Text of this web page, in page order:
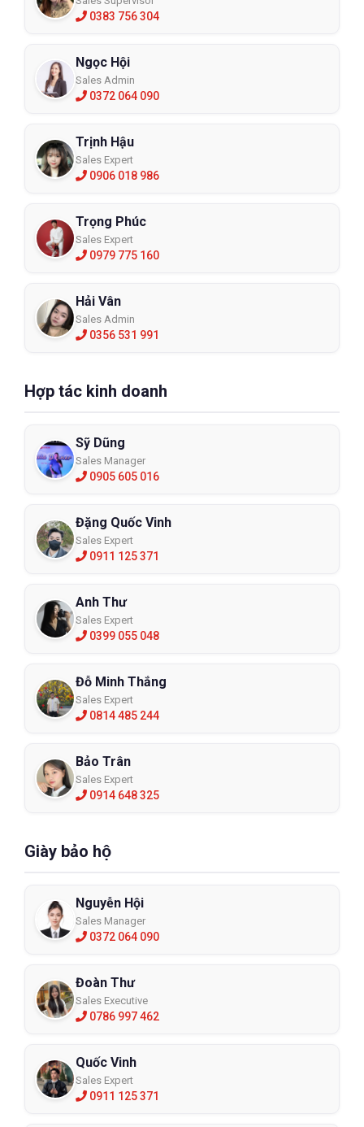
0383 756 304
Ngọc Hội
Sales Admin
0372 064 090
Trịnh Hậu
Sales Expert
0906 018 986
Trọng Phúc
Sales Expert
0979 775 160
Hải Vân
Sales Admin
0356 531 991
Hợp tác kinh doanh
Sỹ Dũng
Sales Manager
0905 605 016
Đặng Quốc Vinh
Sales Expert
0911 125 371
Anh Thư
Sales Expert
0399 055 048
Đỗ Minh Thắng
Sales Expert
0814 485 244
Bảo Trân
Sales Expert
0914 648 325
Giày bảo hộ
Nguyễn Hội
Sales Manager
0372 064 090
Đoàn Thư
Sales Executive
0786 997 462
Quốc Vinh
Sales Expert
0911 125 371